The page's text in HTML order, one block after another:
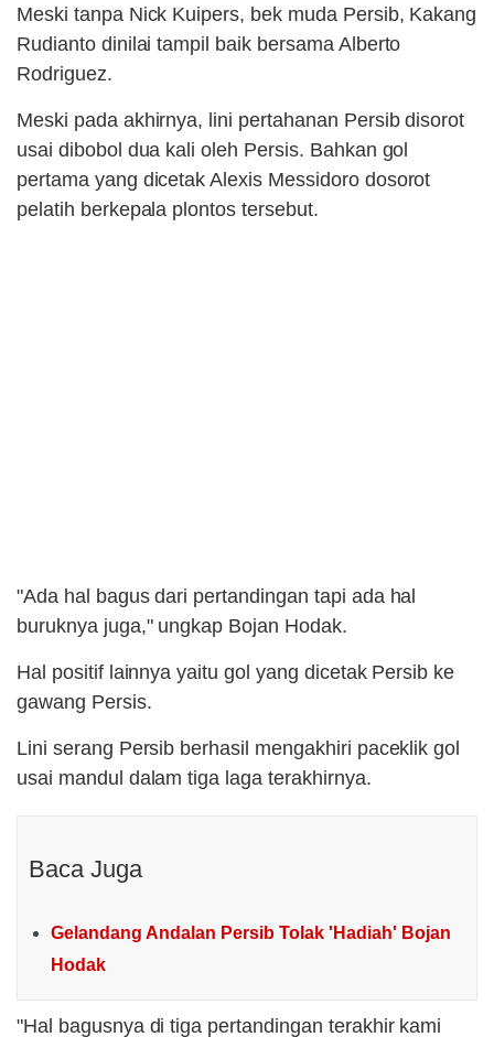
Meski tanpa Nick Kuipers, bek muda Persib, Kakang
Rudianto dinilai tampil baik bersama Alberto
Rodriguez.
Meski pada akhirnya, lini pertahanan Persib disorot
usai dibobol dua kali oleh Persis. Bahkan gol
pertama yang dicetak Alexis Messidoro dosorot
pelatih berkepala plontos tersebut.
"Ada hal bagus dari pertandingan tapi ada hal
buruknya juga," ungkap Bojan Hodak.
Hal positif lainnya yaitu gol yang dicetak Persib ke
gawang Persis.
Lini serang Persib berhasil mengakhiri paceklik gol
usai mandul dalam tiga laga terakhirnya.
Baca Juga
Gelandang Andalan Persib Tolak 'Hadiah' Bojan
Hodak
"Hal bagusnya di tiga pertandingan terakhir kami